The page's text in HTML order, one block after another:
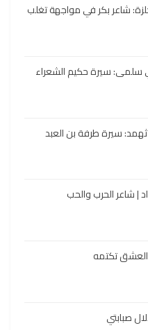
شاعر بكر في مواجهة تغلب
سلمى: سيرة حكيم الشعراء
ثهمد: سيرة طرفة بن العبد
| شاعر الحرب والحب
العشق تكتمه
صبابتي